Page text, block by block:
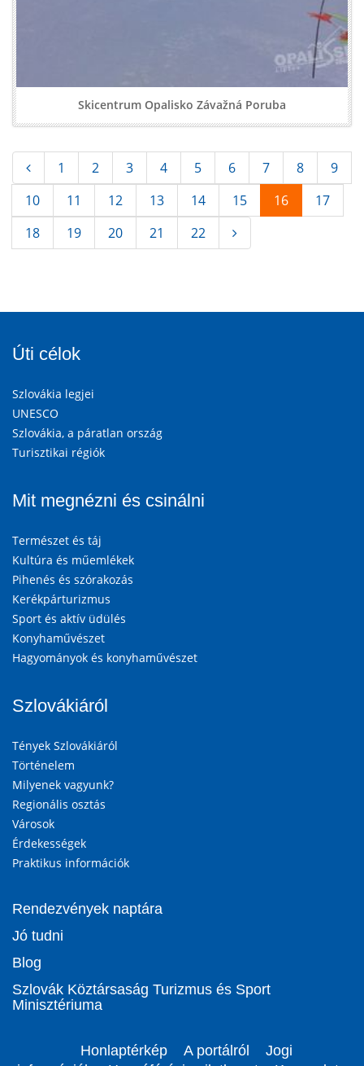
Skicentrum Opalisko Závažná Poruba
1 2 3 4 5 6 7 8
9
10
11 12 13 14 15 16
17
18
19 20 21 22
Úti célok
Szlovákia legjei
UNESCO
Szlovákia, a páratlan ország
Turisztikai régiók
Mit megnézni és csinálni
Természet és táj
Kultúra és műemlékek
Pihenés és szórakozás
Kerékpárturizmus
Sport és aktív üdülés
Konyhaművészet
Hagyományok és konyhaművészet
Szlovákiáról
Tények Szlovákiáról
Történelem
Milyenek vagyunk?
Regionális osztás
Városok
Érdekességek
Praktikus információk
Rendezvények naptára
Jó tudni
Blog
Szlovák Köztársaság Turizmus és Sport
Minisztériuma
Honlaptérkép A portálról
Jogi